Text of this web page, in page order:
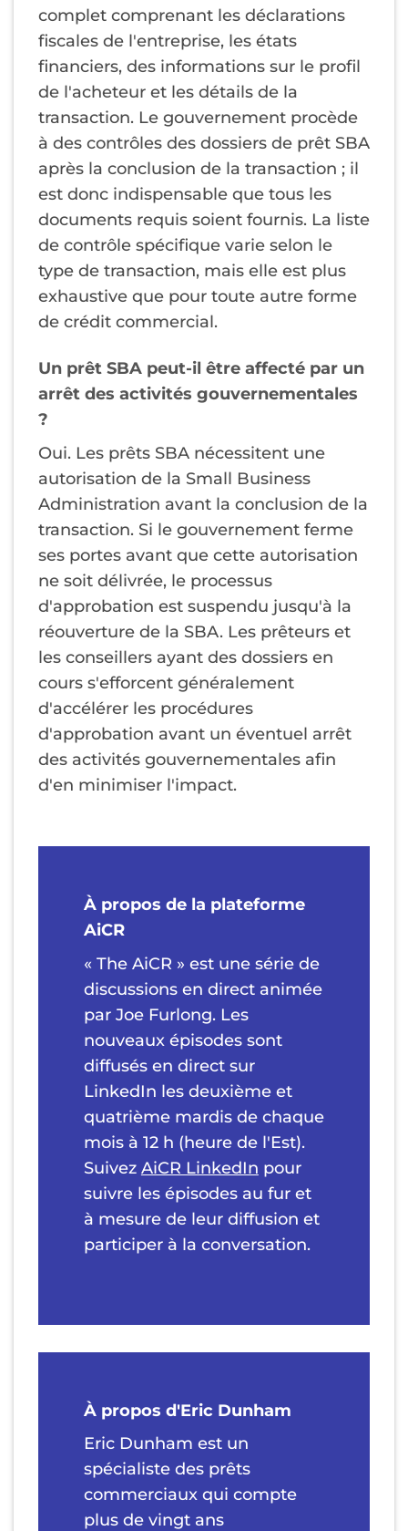
complet comprenant les déclarations
fiscales de l'entreprise, les états
financiers, des informations sur le profil
de l'acheteur et les détails de la
transaction. Le gouvernement procède
à des contrôles des dossiers de prêt SBA
après la conclusion de la transaction ; il
est donc indispensable que tous les
documents requis soient fournis. La liste
de contrôle spécifique varie selon le
type de transaction, mais elle est plus
exhaustive que pour toute autre forme
de crédit commercial.
Un prêt SBA peut-il être affecté par un
arrêt des activités gouvernementales
?
Oui. Les prêts SBA nécessitent une
autorisation de la Small Business
Administration avant la conclusion de la
transaction. Si le gouvernement ferme
ses portes avant que cette autorisation
ne soit délivrée, le processus
d'approbation est suspendu jusqu'à la
réouverture de la SBA. Les prêteurs et
les conseillers ayant des dossiers en
cours s'efforcent généralement
d'accélérer les procédures
d'approbation avant un éventuel arrêt
des activités gouvernementales afin
d'en minimiser l'impact.
À propos de la plateforme
AiCR
« The AiCR » est une série de
discussions en direct animée
par Joe Furlong. Les
nouveaux épisodes sont
diffusés en direct sur
LinkedIn les deuxième et
quatrième mardis de chaque
mois à 12 h (heure de l'Est).
Suivez AiCR LinkedIn pour
suivre les épisodes au fur et
à mesure de leur diffusion et
participer à la conversation.
À propos d'Eric Dunham
Eric Dunham est un
spécialiste des prêts
commerciaux qui compte
plus de vingt ans